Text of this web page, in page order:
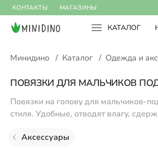
КОНТАКТЫ МАГАЗИНЫ
КАТАЛОГ
Минидино / Каталог / Одежда и
ПОВЯЗКИ ДЛЯ МАЛЬЧИКОВ
Повязки на голову для мальчиков-
стиля. Удобные, отводят влагу,
Аксессуары